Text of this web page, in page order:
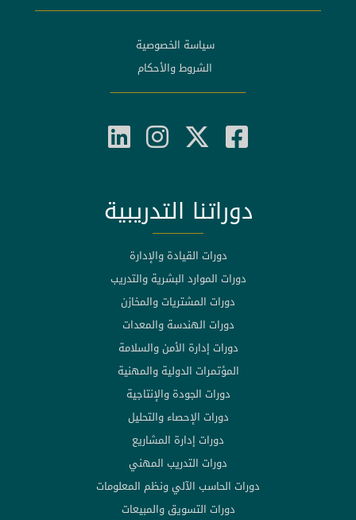
سياسة الخصوصية
الشروط والأحكام
دوراتنا التدريبية
دورات القيادة والإدارة
دورات الموارد البشرية والتدريب
دورات المشتريات والمخازن
دورات الهندسة والمعدات
دورات إدارة الأمن والسلامة
المؤتمرات الدولية والمهنية
دورات الجودة والإنتاجية
دورات الإحصاء والتحليل
دورات إدارة المشاريع
دورات التدريب المهني
دورات الحاسب الآلي ونظم المعلومات
دورات التسويق والمبيعات